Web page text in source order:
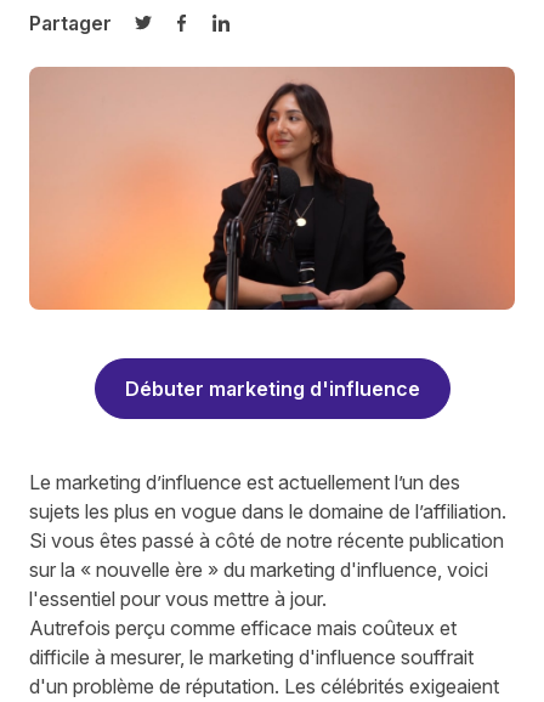
Partager
Partager sur Twitter
Partager sur Facebook
Partager sur LinkedIn
Débuter marketing d'influence
Le marketing d’influence est actuellement l’un des
sujets les plus en vogue dans le domaine de l’affiliation.
Si vous êtes passé à côté de notre récente publication
sur la « nouvelle ère » du marketing d'influence, voici
l'essentiel pour vous mettre à jour.
Autrefois perçu comme efficace mais coûteux et
difficile à mesurer, le marketing d'influence souffrait
d'un problème de réputation. Les célébrités exigeaient